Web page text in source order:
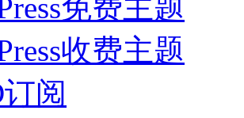
免费主题
收费主题
阅